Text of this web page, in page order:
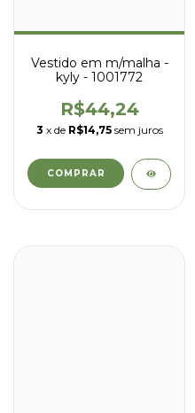
Vestido em m/malha -
kyly - 1001772
R$44,24
3 x de R$14,75 sem juros
COMPRAR